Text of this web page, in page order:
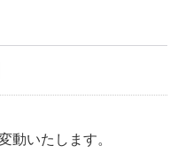
動いたします。